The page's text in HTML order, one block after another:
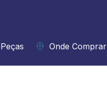
Peças Onde Comprar